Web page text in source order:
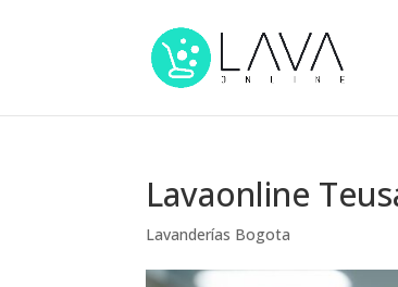
Lavaonline
Lavanderías Bogota